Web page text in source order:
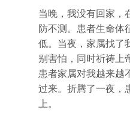
当晚，我没有回家，
防不测。患者生命体
低。当夜，家属找了
别害怕，同时祈祷上
患者家属对我越来越
过来。折腾了一夜，
上。